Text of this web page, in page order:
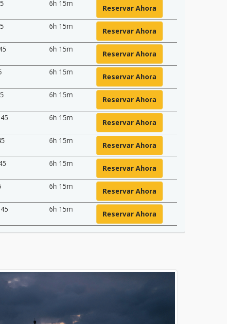
6h 15m
Reservar Ahora
6h 15m
Reservar Ahora
6h 15m
Reservar Ahora
6h 15m
Reservar Ahora
6h 15m
Reservar Ahora
6h 15m
Reservar Ahora
6h 15m
Reservar Ahora
6h 15m
Reservar Ahora
6h 15m
Reservar Ahora
6h 15m
Reservar Ahora